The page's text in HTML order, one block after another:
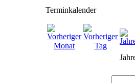
Terminkalender